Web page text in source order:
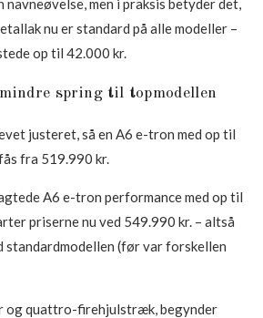
nu er standard på alle modeller –
op til 42.000 kr.
spring til topmodellen
justeret, så en A6 e-tron med op til
fra 519.990 kr.
A6 e-tron performance med op til
priserne nu ved 549.990 kr. – altså
standardmodellen (før var forskellen
og quattro-firehjulstræk, begynder